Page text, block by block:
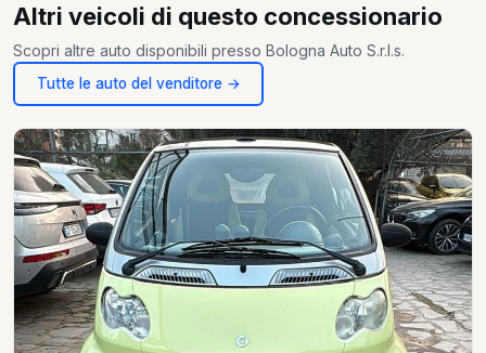
Altri veicoli di questo concessionario
Scopri altre auto disponibili presso Bologna Auto S.r.l.s.
Tutte le auto del venditore →